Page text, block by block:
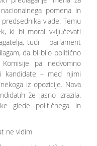
pomena in
vlade. Temu
ki bi moral vključevati
tudi parlament
da bi bilo politično
pa nedvomno
kandidate – med njimi
iz opozicije. Nova
že jasno izrazila.
glede političnega in
ne vidim.